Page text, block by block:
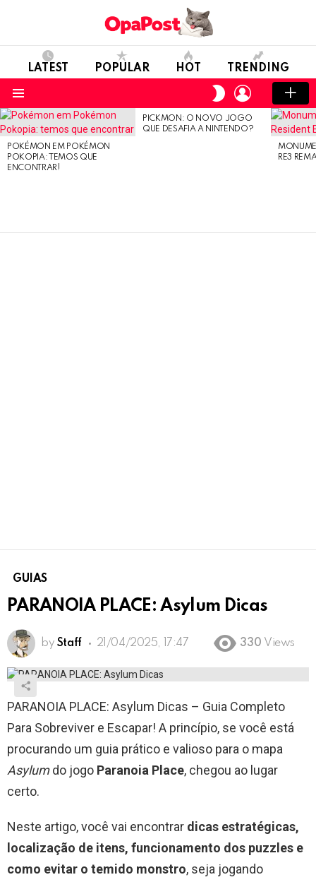
LATEST POPULAR HOT TRENDING
SWITCH
SKIN
LOGIN
LATEST
STORIES
POKÉMON EM POKÉMON
POKOPIA: TEMOS QUE
ENCONTRAR!
PICKMON: O NOVO JOGO
QUE DESAFIA A NINTENDO?
RE3
GUIAS
PARANOIA PLACE: Asylum Dicas
by Staff 21/04/2025, 17:47 330 Views
PARANOIA PLACE: Asylum Dicas – Guia Completo
Para Sobreviver e Escapar! A princípio, se você está
procurando um guia prático e valioso para o mapa
Asylumdo jogo Paranoia Place, chegou ao lugar
certo.
Neste artigo, você vai encontrar dicas estratégicas,
localização de itens, funcionamento dos puzzles e
como evitar o temido monstro, seja jogando